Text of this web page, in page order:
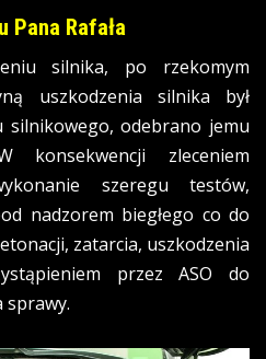
Pana Rafała
silnika, po rzekomym
uszkodzenia silnika był
silnikowego, odebrano jemu
konsekwencji zleceniem
szeregu testów,
nadzorem biegłego co do
zatarcia, uszkodzenia
przez ASO do
sprawy.